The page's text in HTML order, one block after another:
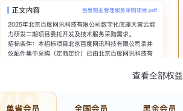
查看全部权益